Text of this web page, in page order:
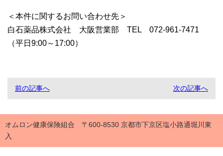
＜本件に関するお問い合わせ先＞
白石薬品株式会社 大阪営業部 TEL 072-961-7471
（平日9:00～17:00）
前の記事へ 次の記事へ
オムロン健康保険組合 〒600-8530 京都市下京区塩小路通堀川東
入